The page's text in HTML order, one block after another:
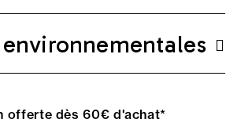
offerte dès 60€ d'achat*